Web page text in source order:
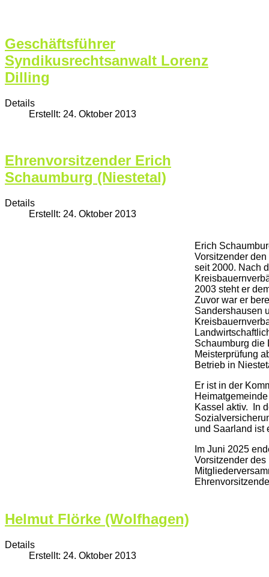
Geschäftsführer
Syndikusrechtsanwalt Lorenz
Dilling
Details
Erstellt: 24. Oktober 2013
Ehrenvorsitzender Erich
Schaumburg (Niestetal)
Details
Erstellt: 24. Oktober 2013
Erich
Vorsitzender
seit 2000. Nach
2003 steht er
Zuvor war er
Sandershausen
Schaumburg die
Meisterprüfung
Betrieb in
Er ist in der
Kassel aktiv. In
und Saarland ist
Im Juni 2025
Vorsitzender
Helmut Flörke (Wolfhagen)
Details
Erstellt: 24. Oktober 2013